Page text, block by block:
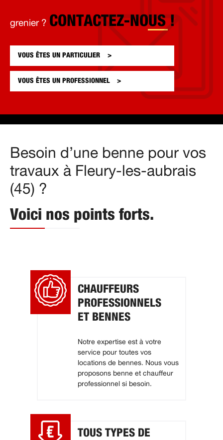
grenier ? CONTACTEZ-NOUS !
VOUS ÊTES UN PARTICULIER
VOUS ÊTES UN PROFESSIONNEL
Besoin d’une benne pour vos
travaux à Fleury-les-aubrais
(45) ?
Voici nos points forts.
CHAUFFEURS
PROFESSIONNELS
ET BENNES
Notre expertise est à votre
service pour toutes vos
locations de bennes. Nous vous
proposons benne et chauffeur
professionnel si besoin.
TOUS TYPES DE